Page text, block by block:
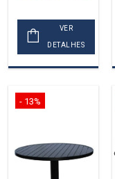
VER
DETALHES
- 13%